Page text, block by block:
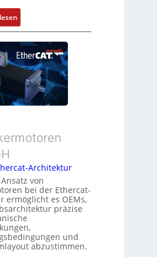
d
Z
u
s
t
a
s
e
w
a
c
h
u
n
g
r
t
P
o
s
i
s
s
u
n
g
u
n
:
N
e
u
e
u
e
t
y
p
s
o
r
g
t
Architektur
von
bei der Ethercat-
ermöglicht es OEMs,
präzise
und
abzustimmen.